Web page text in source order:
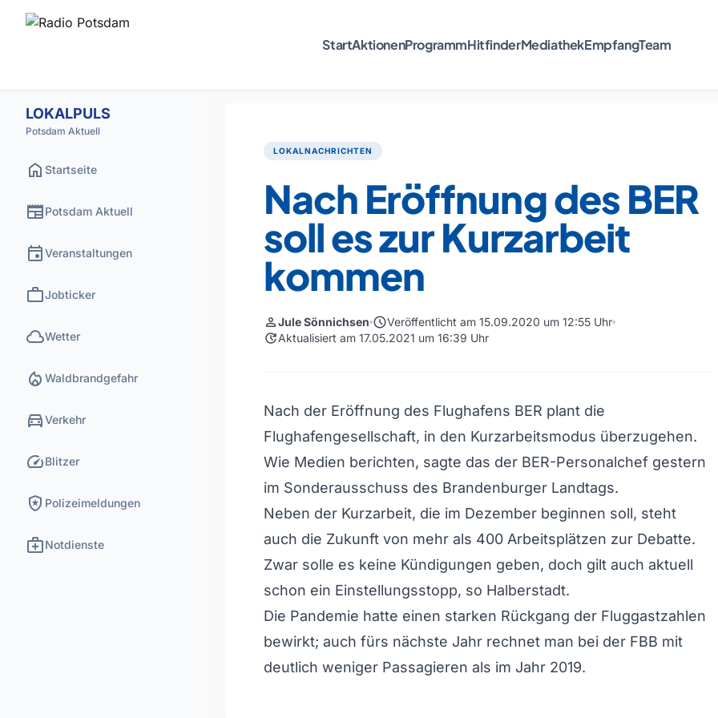
StartAktionenProgrammHitfinderMediathekEmpfangTeam
LOKALPULS
Potsdam Aktuell
home Startseite
newspaperPotsdam Aktuell
eventVeranstaltungen
workJobticker
cloudWetter
local_fire_department Waldbrandgefahr
directions_carVerkehr
speedBlitzer
local_police Polizeimeldungen
medical_servicesNotdienste
LOKALNACHRICHTEN
Nach Eröffnung des BER
soll es zur Kurzarbeit
kommen
personJule Sönnichsen scheduleVeröffentlicht am 15.09.2020 um 12:55 Uhr
updateAktualisiert am 17.05.2021 um 16:39 Uhr
Nach der Eröffnung des Flughafens BER plant die
Flughafengesellschaft, in den Kurzarbeitsmodus überzugehen.
Wie Medien berichten, sagte das der BER-Personalchef gestern
im Sonderausschuss des Brandenburger Landtags.
Neben der Kurzarbeit, die im Dezember beginnen soll, steht
auch die Zukunft von mehr als 400 Arbeitsplätzen zur Debatte.
Zwar solle es keine Kündigungen geben, doch gilt auch aktuell
schon ein Einstellungsstopp, so Halberstadt.
Die Pandemie hatte einen starken Rückgang der Fluggastzahlen
bewirkt; auch fürs nächste Jahr rechnet man bei der FBB mit
deutlich weniger Passagieren als im Jahr 2019.